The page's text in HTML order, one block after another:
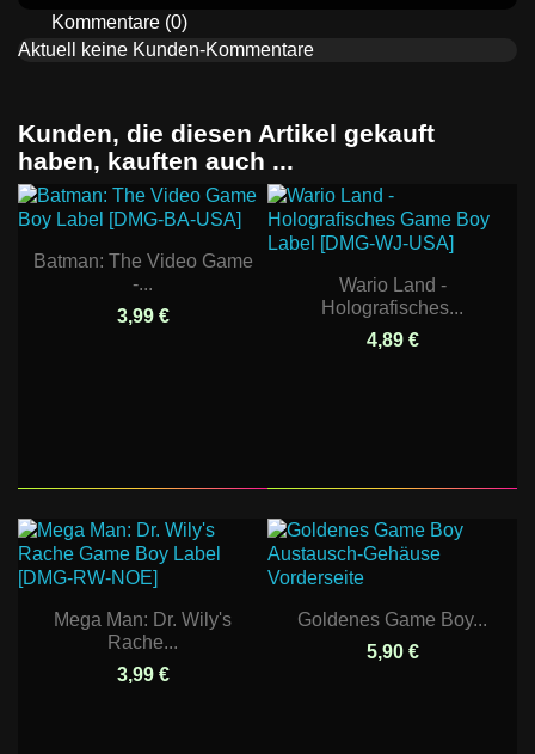
Kommentare (0)
Aktuell keine Kunden-Kommentare
Kunden, die diesen Artikel gekauft
haben, kauften auch ...
Batman: The Video Game
-...
3,99 €
Wario Land -
Holografisches...
4,89 €
Mega Man: Dr. Wily's
Rache...
3,99 €
Goldenes Game Boy...
5,90 €